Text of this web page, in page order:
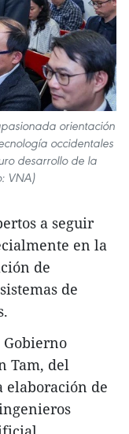
orientación
occidentales
desarrollo de la
VNA)
a seguir
en la
de
de
Gobierno
Tam, del
elaboración de